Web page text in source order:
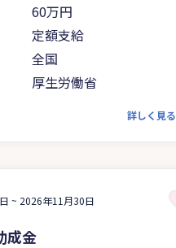
60万円
定額支給
全国
厚生労働省
詳しく見る
~ 2026年11月30日
成金